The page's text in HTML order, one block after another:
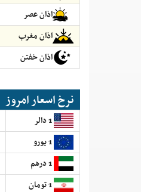
اذان عصر
اذان مغرب
اذان خفتن
نرخ اسعار امروز